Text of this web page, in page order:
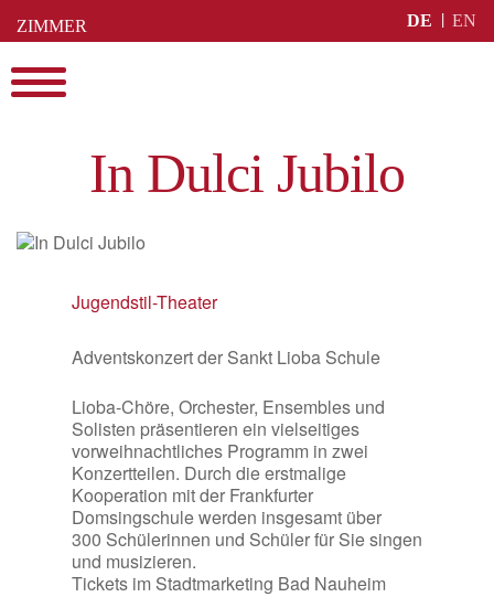
ZIMMER
DE EN
Menu
In Dulci Jubilo
Jugendstil-Theater
Adventskonzert der Sankt Lioba Schule
Lioba-Chöre, Orchester, Ensembles und
Solisten präsentieren ein vielseitiges
vorweihnachtliches Programm in zwei
Konzertteilen. Durch die erstmalige
Kooperation mit der Frankfurter
Domsingschule werden insgesamt über
300 Schülerinnen und Schüler für Sie singen
und musizieren.
Tickets im Stadtmarketing Bad Nauheim